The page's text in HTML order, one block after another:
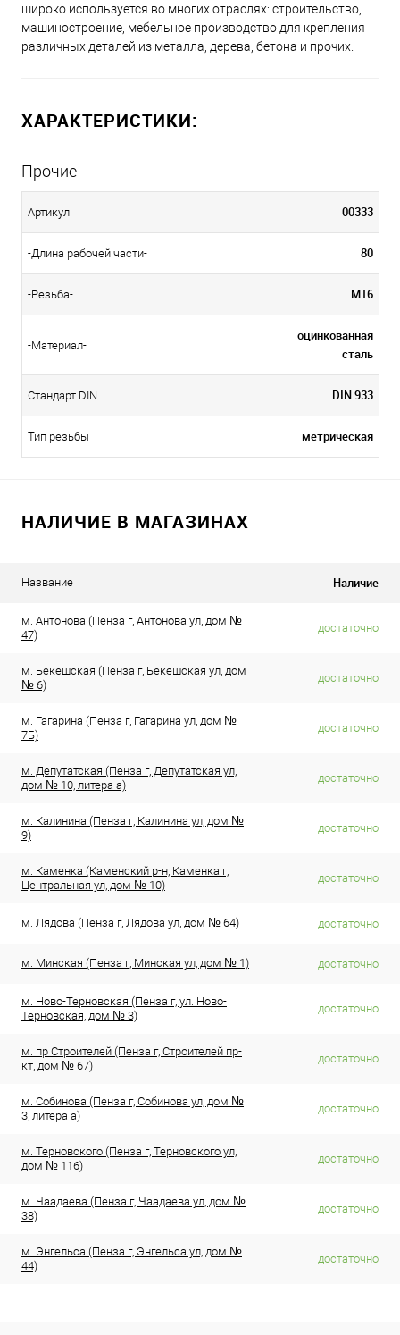
широко используется во многих отраслях: строительство,
машиностроение, мебельное производство для крепления
различных деталей из металла, дерева, бетона и прочих.
ХАРАКТЕРИСТИКИ:
Прочие
Артикул 00333
-Длина рабочей части- 80
-Резьба- М16
-Материал-
оцинкованная
сталь
Стандарт DIN DIN 933
Тип резьбы метрическая
НАЛИЧИЕ В МАГАЗИНАХ
Название Наличие
м. Антонова (Пенза г, Антонова ул, дом №
47)
достаточно
м. Бекешская (Пенза г, Бекешская ул, дом
№ 6)
достаточно
м. Гагарина (Пенза г, Гагарина ул, дом №
7Б)
достаточно
м. Депутатская (Пенза г, Депутатская ул,
дом № 10, литера а)
достаточно
м. Калинина (Пенза г, Калинина ул, дом №
9)
достаточно
м. Каменка (Каменский р-н, Каменка г,
Центральная ул, дом № 10)
достаточно
м. Лядова (Пенза г, Лядова ул, дом № 64) достаточно
м. Минская (Пенза г, Минская ул, дом № 1) достаточно
м. Ново-Терновская (Пенза г, ул. Ново-
Терновская, дом № 3)
достаточно
м. пр Строителей (Пенза г, Строителей пр-
кт, дом № 67)
достаточно
м. Собинова (Пенза г, Собинова ул, дом №
3, литера а)
достаточно
м. Терновского (Пенза г, Терновского ул,
дом № 116)
достаточно
м. Чаадаева (Пенза г, Чаадаева ул, дом №
38)
достаточно
м. Энгельса (Пенза г, Энгельса ул, дом №
44)
достаточно